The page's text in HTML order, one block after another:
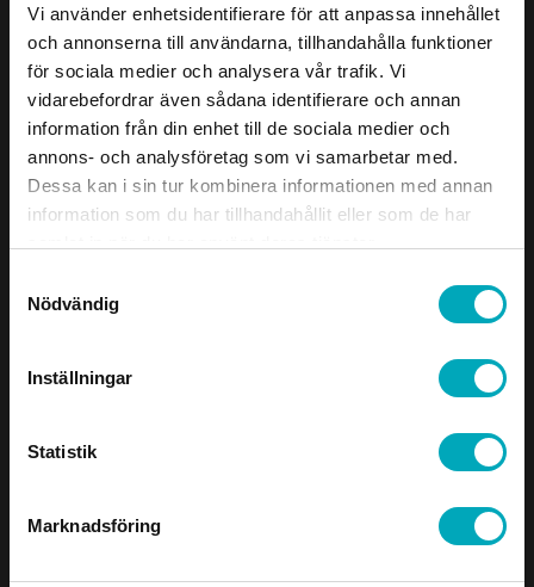
Vi använder enhetsidentifierare för att anpassa innehållet
och annonserna till användarna, tillhandahålla funktioner
för sociala medier och analysera vår trafik. Vi
vidarebefordrar även sådana identifierare och annan
information från din enhet till de sociala medier och
annons- och analysföretag som vi samarbetar med.
Dessa kan i sin tur kombinera informationen med annan
information som du har tillhandahållit eller som de har
Nödvändig
Inställningar
Statistik
Marknadsföring